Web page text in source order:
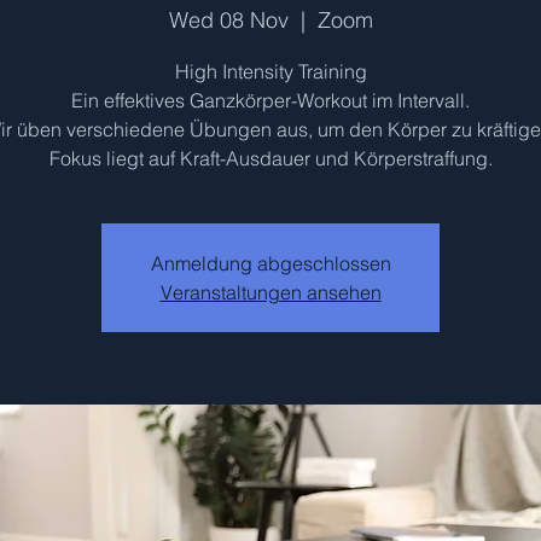
Wed 08 Nov
  |
Zoom
High Intensity Training
Ein effektives Ganzkörper-Workout im Intervall.
üben verschiedene Übungen aus, um den Körper zu
Fokus liegt auf Kraft-Ausdauer und Körperstraffung.
Anmeldung abgeschlossen
Veranstaltungen ansehen